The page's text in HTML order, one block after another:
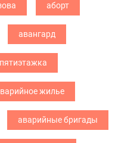
аборт
авангард
жилье
аварийные бригады